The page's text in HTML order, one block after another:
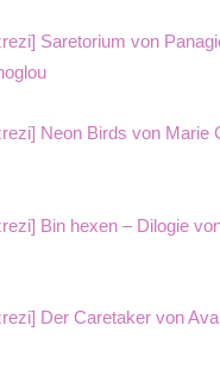
Saretorium von
Neon Birds von Marie
Bin hexen – Dilogie
Der Caretaker von